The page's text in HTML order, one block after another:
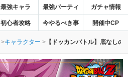
最強キャラ 最強パーティ ガチャ情報
初心者攻略 今やるべき事 開催中CP
キャラクター 【ドッカンバトル】底なし